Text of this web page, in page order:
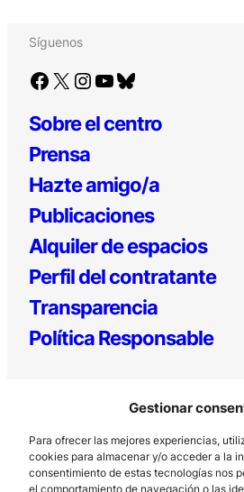
Gestionar
Para ofrecer las mejores experiencias,
cookies para almacenar y/o acceder a la
consentimiento de estas tecnologías nos
el comportamiento de navegación o las
Síguenos
Facebook X Instagram YouTube Bluesky
Sobre el centro
Prensa
Hazte amigo/a
Publicaciones
Alquiler de espacios
Perfil del contratante
Transparencia
Política Responsable